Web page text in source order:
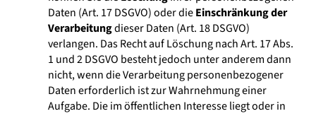
Daten (Art. 17 DSGVO) oder dieEinschränkung der
Verarbeitungdieser Daten (Art. 18 DSGVO)
verlangen. Das Recht auf Löschung nach Art. 17 Abs.
1 und 2 DSGVO besteht jedoch unter anderem dann
nicht, wenn die Verarbeitung personenbezogener
Daten erforderlich ist zur Wahrnehmung einer
Aufgabe. Die im öffentlichen Interesse liegt oder in